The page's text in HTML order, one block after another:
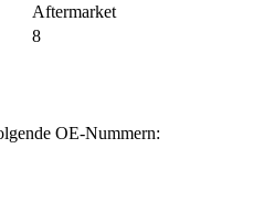
Aftermarket
8
OE-Nummern: